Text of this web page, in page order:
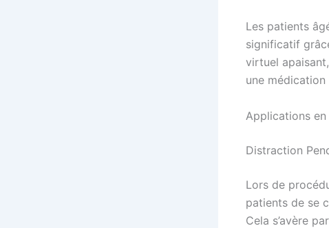
Les patients
significatif
virtuel
une
Applications
Distraction
Lors de
patients de se
Cela s’avère